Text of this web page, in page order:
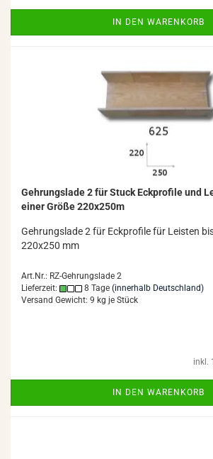
IN DEN WARENKORB
Geh­rungs­la­de 2 für Stuck Eck­pro­fi­le und
einer Größe 220x250m
Geh­rungs­la­de 2 für Eck­pro­fi­le für Leis­ten
220x250 mm
Art.Nr.: RZ-Gehrungslade 2
Lieferzeit:
8 Tage (innerhalb Deutschland)
Versand Gewicht: 9 kg je Stück
inkl.
IN DEN WARENKORB